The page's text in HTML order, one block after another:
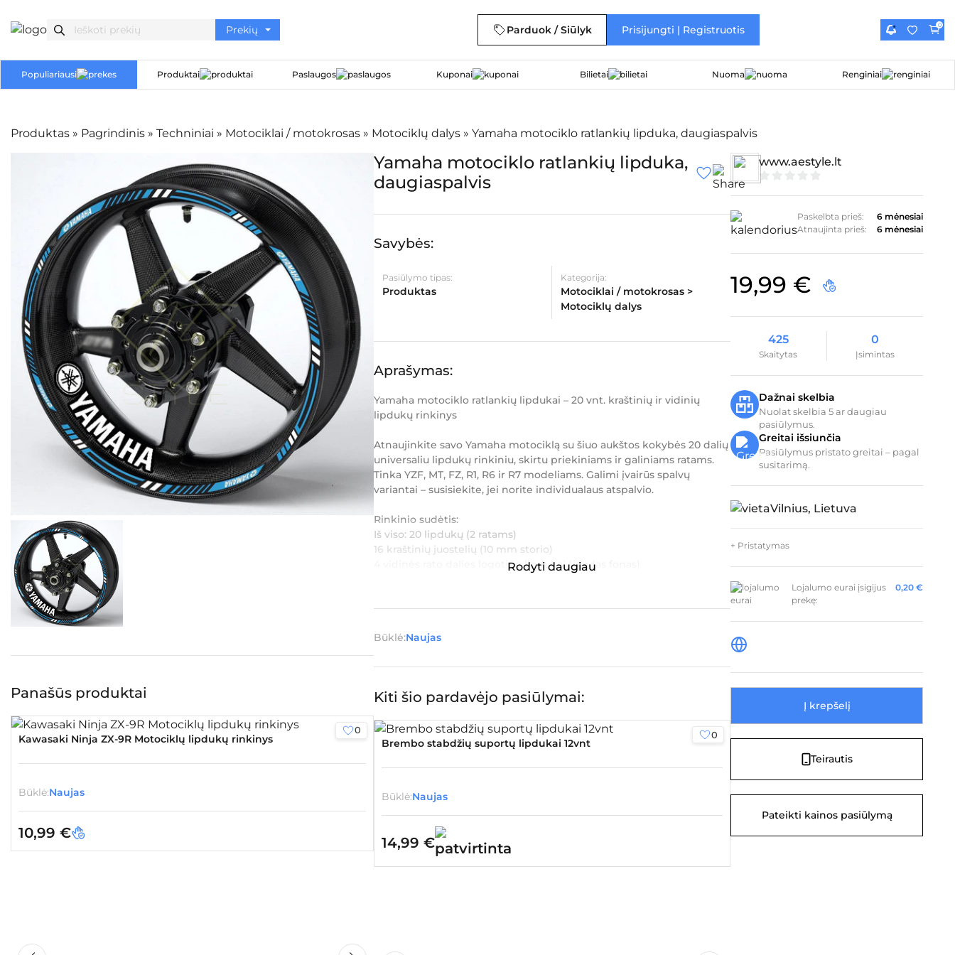
Parduok / Siūlyk Prisijungti | Registruotis 0
Populiariausi Produktai Paslaugos Kuponai Bilietai Nuoma Renginiai
Produktas » Pagrindinis » Techniniai » Motociklai / motokrosas » Motociklų dalys » Yamaha motociklo ratlankių lipduka, daugiaspalvis
Panašūs produktai
0
Kawasaki Ninja ZX-9R Motociklų lipdukų rinkinys
Būklė:Naujas
10,99 €
Yamaha motociklo ratlankių lipduka,
daugiaspalvis
Savybės:
Pasiūlymo tipas:
Produktas
Kategorija:
Motociklai / motokrosas >
Motociklų dalys
Aprašymas:
Yamaha motociklo ratlankių lipdukai – 20 vnt. kraštinių ir vidinių
lipdukų rinkinys
Atnaujinkite savo Yamaha motociklą su šiuo aukštos kokybės 20 dalių
universaliu lipdukų rinkiniu, skirtu priekiniams ir galiniams ratams.
Tinka YZF, MT, FZ, R1, R6 ir R7 modeliams. Galimi įvairūs spalvų
variantai – susisiekite, jei norite individualaus atspalvio.
Rinkinio sudėtis:
Iš viso: 20 lipdukų (2 ratams)
16 kraštinių juostelių (10 mm storio)
4 vidinės rato dalies logotipo lipdukai (juodas fonas)
Rodyti daugiau
Būklė:Naujas
Kiti šio pardavėjo pasiūlymai:
0
Brembo stabdžių suportų lipdukai 12vnt
Būklė:Naujas
14,99 €
www.aestyle.lt
Paskelbta prieš:
6 mėnesiai
Atnaujinta prieš:
6 mėnesiai
19,99 €
425
Skaitytas
0
Įsimintas
Dažnai skelbia
Nuolat skelbia 5 ar daugiau
pasiūlymus.
Greitai išsiunčia
Pasiūlymus pristato greitai – pagal
susitarimą.
Vilnius, Lietuva
+ Pristatymas
Lojalumo eurai įsigijus
prekę:
0,20 €
Į krepšelį
Teirautis
Pateikti kainos pasiūlymą